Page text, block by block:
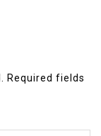
Required fields